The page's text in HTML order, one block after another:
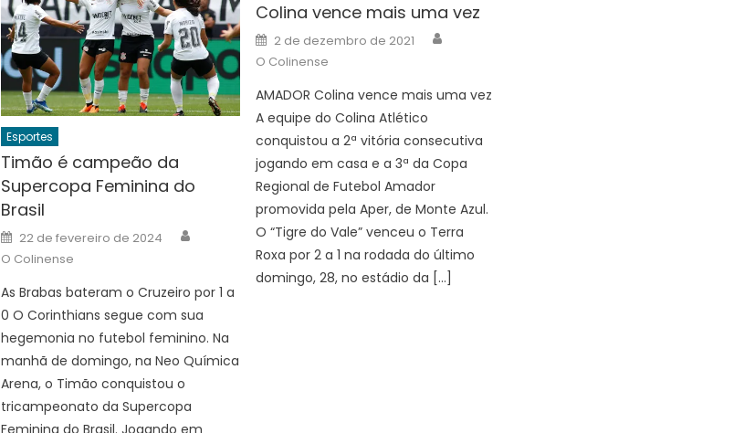
Esportes
Timão é campeão da
Supercopa Feminina do
Brasil
Posted
on
22 de fevereiro de 2024
O Colinense
As Brabas bateram o Cruzeiro por 1 a
0 O Corinthians segue com sua
hegemonia no futebol feminino. Na
manhã de domingo, na Neo Química
Arena, o Timão conquistou o
tricampeonato da Supercopa
Feminina do Brasil. Jogando em
Colina vence mais uma vez
Posted
on
2 de dezembro de 2021
O Colinense
AMADOR Colina vence mais uma vez
A equipe do Colina Atlético
conquistou a 2ª vitória consecutiva
jogando em casa e a 3ª da Copa
Regional de Futebol Amador
promovida pela Aper, de Monte Azul.
O “Tigre do Vale” venceu o Terra
Roxa por 2 a 1 na rodada do último
domingo, 28, no estádio da […]